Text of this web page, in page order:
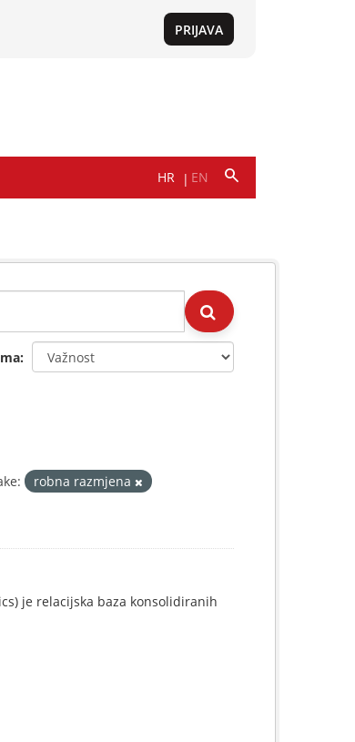
robna razmjena
je relacijska baza konsolidiranih